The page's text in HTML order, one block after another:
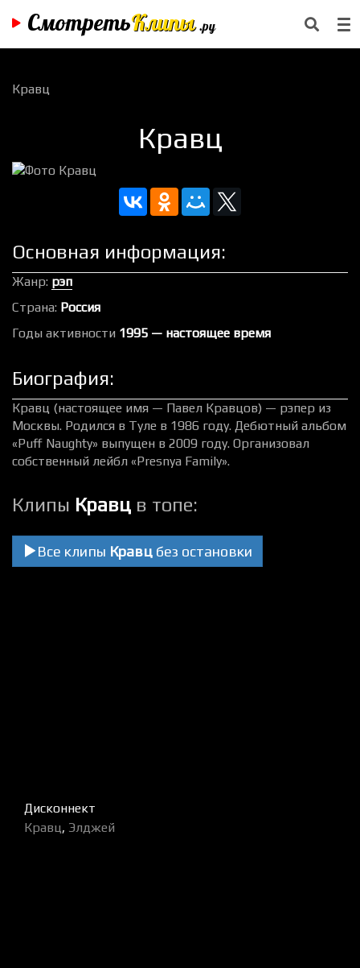
СмотретьКлипы .ру
Кравц
Кравц
Основная информация:
Жанр: рэп
Страна: Россия
Годы активности 1995 — настоящее время
Биография:
Кравц (настоящее имя — Павел Кравцов) — рэпер из
Москвы. Родился в Туле в 1986 году. Дебютный альбом
«Puff Naughty» выпущен в 2009 году. Организовал
собственный лейбл «Presnya Family».
Клипы Кравц в топе:
Все клипы Кравц без остановки
Дисконнект
Кравц, Элджей